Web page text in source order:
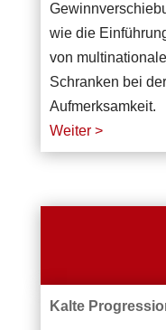
wie die
von
Schranken bei
Aufmerksamkeit.
Weiter >
Kalte